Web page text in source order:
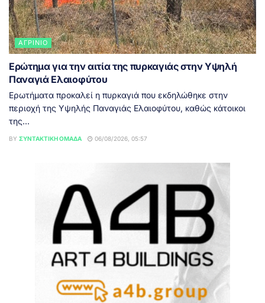
ΑΓΡΊΝΙΟ
Ερώτημα για την αιτία της πυρκαγιάς στην Υψηλή
Παναγιά Ελαιοφύτου
Ερωτήματα προκαλεί η πυρκαγιά που εκδηλώθηκε στην
περιοχή της Υψηλής Παναγιάς Ελαιοφύτου, καθώς κάτοικοι
της...
BY ΣΥΝΤΑΚΤΙΚΉ ΟΜΆΔΑ 06/08/2026, 05:57